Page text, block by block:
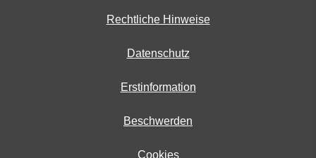
Rechtliche Hinweise
Datenschutz
Erstinformation
Beschwerden
Cookies